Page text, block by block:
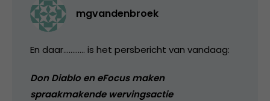
mgvandenbroek
En daar………… is het persbericht van vandaag:
Don Diablo en eFocus maken
spraakmakende wervingsactie